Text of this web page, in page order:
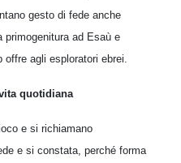
gesto di fede anche
primogenitura ad Esaù e
agli esploratori ebrei.
quotidiana
e si richiamano
e si constata, perché forma